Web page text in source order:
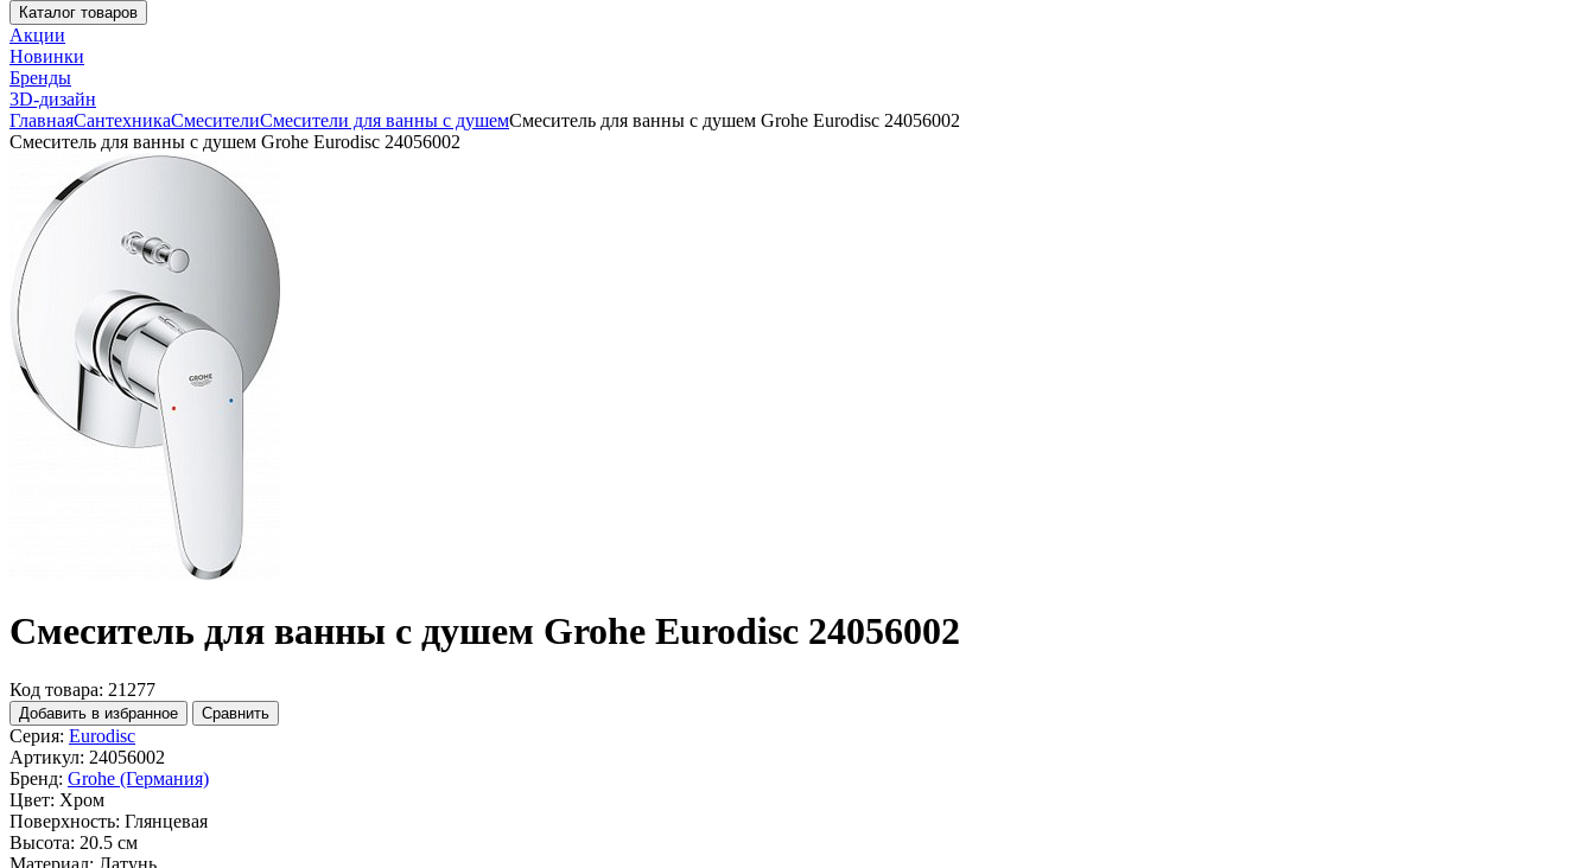
Каталог товаров
Акции
Новинки
Бренды
3D-дизайн
ГлавнаяСантехникаСмесителиСмесители для ванны с душемСмеситель для ванны с душем Grohe Eurodisc 24056002
Смеситель для ванны с душем Grohe Eurodisc 24056002
Смеситель для ванны с душем Grohe Eurodisc 24056002
Код товара: 21277
Добавить в избранное Сравнить
Серия: Eurodisc
Артикул: 24056002
Бренд: Grohe (Германия)
Цвет: Хром
Поверхность: Глянцевая
Высота: 20.5 см
Материал: Латунь